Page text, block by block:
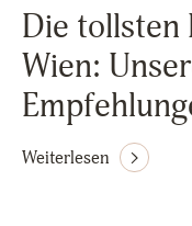
Die tollsten
Wien:
Weiterlesen